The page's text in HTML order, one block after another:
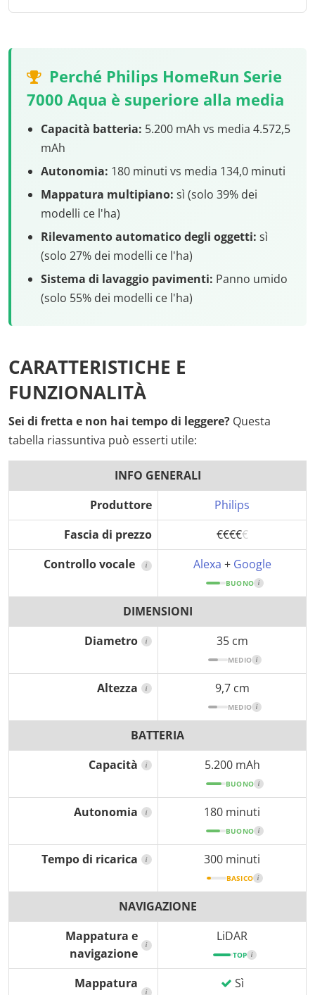
Perché Philips HomeRun Serie
7000 Aqua è superiore alla media
Capacità batteria: 5.200 mAh vs media 4.572,5
mAh
Autonomia: 180 minuti vs media 134,0 minuti
Mappatura multipiano: sì (solo 39% dei
modelli ce l'ha)
Rilevamento automatico degli oggetti: sì
(solo 27% dei modelli ce l'ha)
Sistema di lavaggio pavimenti: Panno umido
(solo 55% dei modelli ce l'ha)
CARATTERISTICHE E
FUNZIONALITÀ
Sei di fretta e non hai tempo di leggere? Questa
tabella riassuntiva può esserti utile:
INFO GENERALI
Produttore
Philips
Fascia di prezzo
€€€€€
Controllo vocale
i Alexa + Google
BUONO i
DIMENSIONI
Diametro
i 35 cm
MEDIO i
Altezza i 9,7 cm
MEDIO i
BATTERIA
Capacità
i 5.200 mAh
BUONO i
Autonomia i 180 minuti
BUONO i
Tempo di ricarica i 300 minuti
BASICO i
NAVIGAZIONE
Mappatura e
navigazione
i
LiDAR
TOP i
Mappatura
i
Sì